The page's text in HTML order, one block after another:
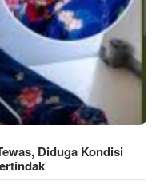
Diduga Kondisi